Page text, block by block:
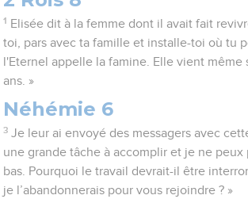
1 Elisée dit à la femme dont il avait fait
toi, pars avec ta famille et installe-toi où tu
l'Eternel appelle la famine. Elle vient même
ans. »
Néhémie 6
3 Je leur ai envoyé des messagers avec
une grande tâche à accomplir et je ne peux
bas. Pourquoi le travail devrait-il être
je l’abandonnerais pour vous rejoindre ? »